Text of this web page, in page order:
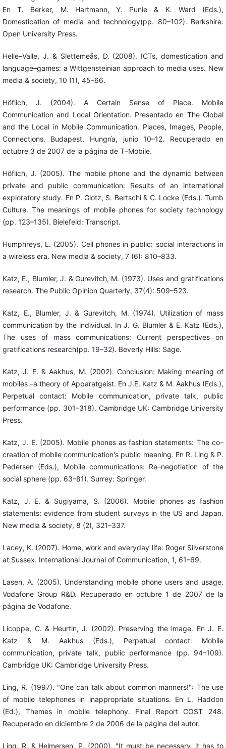
En T. Berker, M. Hartmann, Y. Punie & K. Ward (Eds.),
Domestication of media and technology(pp. 80–102). Berkshire:
Open University Press.
Helle–Valle, J. & Slettemeås, D. (2008). ICTs, domestication and
language–games: a Wittgensteinian approach to media uses. New
media & society, 10 (1), 45–66.
Höflich, J. (2004). A Certain Sense of Place. Mobile
Communication and Local Orientation. Presentado en The Global
and the Local in Mobile Communication. Places, Images, People,
Connections. Budapest, Hungría, junio 10–12. Recuperado en
octubre 3 de 2007 de la página de T–Mobile.
Höflich, J. (2005). The mobile phone and the dynamic between
private and public communication: Results of an international
exploratory study. En P. Glotz, S. Bertschi & C. Locke (Eds.). Tumb
Culture. The meanings of mobile phones for society technology
(pp. 123–135). Bielefeld: Transcript.
Humphreys, L. (2005). Cell phones in public: social interactions in
a wireless era. New media & society, 7 (6): 810–833.
Katz, E., Blumler, J. & Gurevitch, M. (1973). Uses and gratifications
research. The Public Opinion Quarterly, 37(4): 509–523.
Katz, E., Blumler, J. & Gurevitch, M. (1974). Utilization of mass
communication by the individual. In J. G. Blumler & E. Katz (Eds.),
The uses of mass communications: Current perspectives on
gratifications research(pp. 19–32). Beverly Hills: Sage.
Katz, J. E. & Aakhus, M. (2002). Conclusion: Making meaning of
mobiles –a theory of Apparatgeist. En J.E. Katz & M. Aakhus (Eds.),
Perpetual contact: Mobile communication, private talk, public
performance (pp. 301–318). Cambridge UK: Cambridge University
Press.
Katz, J. E. (2005). Mobile phones as fashion statements: The co–
creation of mobile communication's public meaning. En R. Ling & P.
Pedersen (Eds.), Mobile communications: Re–negotiation of the
social sphere (pp. 63–81). Surrey: Springer.
Katz, J. E. & Sugiyama, S. (2006). Mobile phones as fashion
statements: evidence from student surveys in the US and Japan.
New media & society, 8 (2), 321–337.
Lacey, K. (2007). Home, work and everyday life: Roger Silverstone
at Sussex. International Journal of Communication, 1, 61–69.
Lasen, A. (2005). Understanding mobile phone users and usage.
Vodafone Group R&D. Recuperado en octubre 1 de 2007 de la
página de Vodafone.
Licoppe, C. & Heurtin, J. (2002). Preserving the image. En J. E.
Katz & M. Aakhus (Eds.), Perpetual contact: Mobile
communication, private talk, public performance (pp. 94–109).
Cambridge UK: Cambridge University Press.
Ling, R. (1997). "One can talk about common manners!": The use
of mobile telephones in inappropriate situations. En L. Haddon
(Ed.), Themes in mobile telephony. Final Report COST 248.
Recuperado en diciembre 2 de 2006 de la página del autor.
Ling, R. & Helmersen, P. (2000). "It must be necessary, it has to